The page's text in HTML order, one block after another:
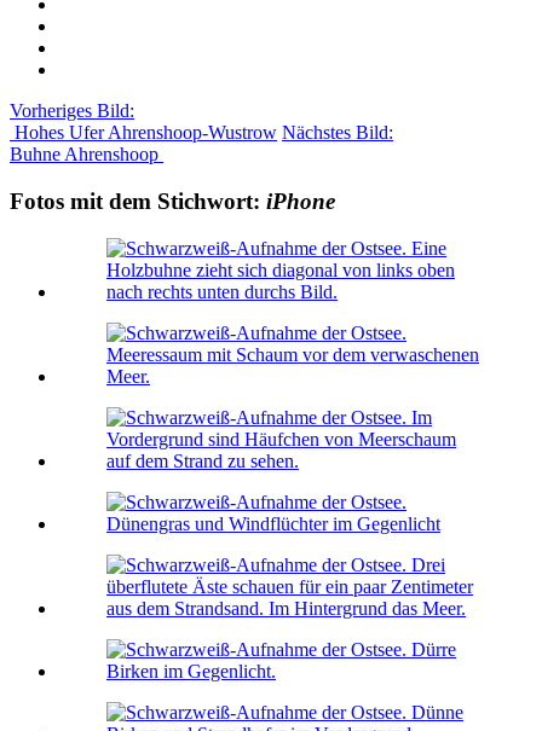
Vorheriges Bild:
Hohes Ufer Ahrenshoop-Wustrow Nächstes Bild:
Buhne Ahrenshoop
Fotos mit dem Stichwort: iPhone